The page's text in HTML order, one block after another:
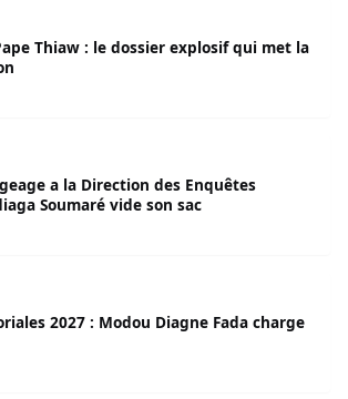
Thiaw : le dossier explosif qui met la
a la Direction des Enquêtes
Soumaré vide son sac
2027 : Modou Diagne Fada charge